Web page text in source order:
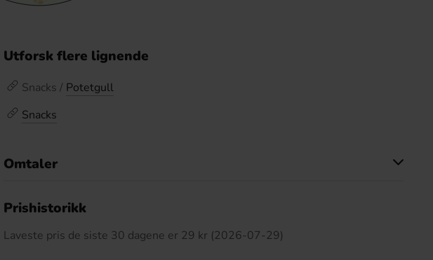
Utforsk flere lignende
Snacks / Potetgull
Snacks
Omtaler
Prishistorikk
Laveste pris de siste 30 dagene er 29 kr (2026-07-29)